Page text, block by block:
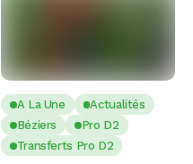
A La Une
Actualités
Béziers
Pro D2
Transferts Pro D2